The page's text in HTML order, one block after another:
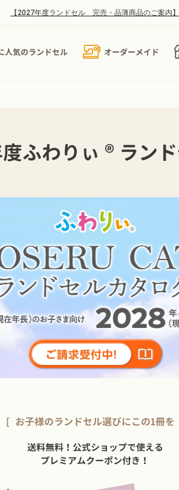
【2027年度ランドセル 完売・品薄商品のご案内】
人気のランドセル オーダーメイド
度ふわりぃ®︎ラン
[ お子様のランドセル選びにこの1冊
送料無料！公式ショップで使える
プレミアムクーポン付き！